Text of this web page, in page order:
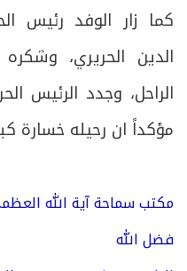
كما زار الوفد رئيس
الدين الحريري،
الراحل، وجدد الرئيس
مؤكداً ان رحيله خسارة
مكتب سماحة آية الله
فضل الله